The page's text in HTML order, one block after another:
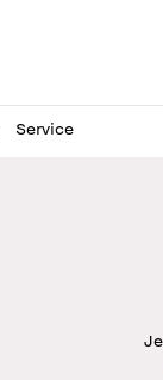
Service